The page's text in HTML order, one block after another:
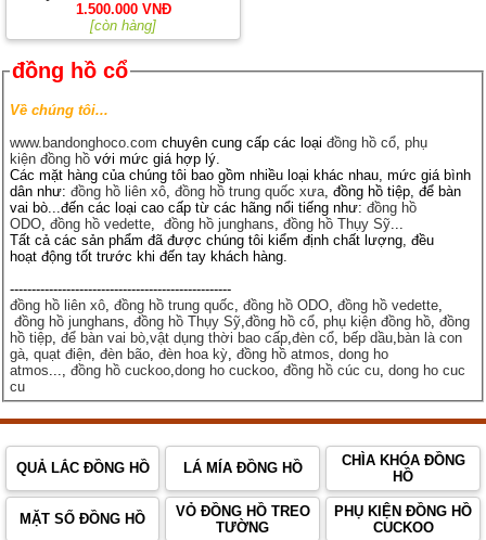
1.500.000 VNĐ
[còn hàng]
đồng hồ cổ
Về chúng tôi...
www.bandonghoco.com chuyên cung cấp các loại đồng hồ cổ, phụ
kiện đồng hồ với mức giá hợp lý.
Các mặt hàng của chúng tôi bao gồm nhiều loại khác nhau, mức giá bình
dân như: đồng hồ liên xô, đồng hồ trung quốc xưa, đồng hồ tiệp, để bàn
vai bò...đến các loại cao cấp từ các hãng nổi tiếng như: đồng hồ
ODO, đồng hồ vedette, đồng hồ junghans, đồng hồ Thụy Sỹ...
Tất cả các sản phẩm đã được chúng tôi kiểm định chất lượng, đều
hoạt động tốt trước khi đến tay khách hàng.
---------------------------------------------------
đồng hồ liên xô, đồng hồ trung quốc, đồng hồ ODO, đồng hồ vedette,
đồng hồ junghans, đồng hồ Thụy Sỹ,đồng hồ cổ, phụ kiện đồng hồ, đồng
hồ tiệp, để bàn vai bò,vật dụng thời bao cấp,đèn cổ, bếp dầu, bàn là con
gà, quạt điện, đèn bão, đèn hoa kỳ, đồng hồ atmos, dong ho
atmos..., đồng hồ cuckoo,dong ho cuckoo, đồng hồ cúc cu, dong ho cuc
cu
QUẢ LẮC ĐỒNG HỒ LÁ MÍA ĐỒNG HỒ
CHÌA KHÓA ĐỒNG
HỒ
MẶT SỐ ĐỒNG HỒ
VỎ ĐỒNG HỒ TREO
TƯỜNG
PHỤ KIỆN ĐỒNG HỒ
CUCKOO